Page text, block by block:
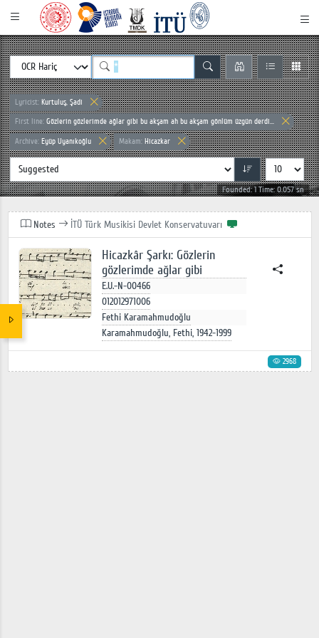
Lyricist: Kurtuluş, Şadi
First line: Gözlerin gözlerimde ağlar gibi bu akşam ah bu akşam gönlüm üzgün derdi...
Archive: Eyüp Uyanıkoğlu Makam: Hicazkar
Founded: 1 Time: 0.057 sn
Notes İTÜ Türk Musikisi Devlet Konservatuvarı
Hicazkâr Şarkı: Gözlerin
gözlerimde ağlar gibi
E.U.-N-00466
012012971006
Fethi Karamahmudoğlu
Karamahmudoğlu, Fethi, 1942-1999
2968